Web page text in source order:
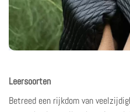
Leersoorten
Betreed een rijkdom van